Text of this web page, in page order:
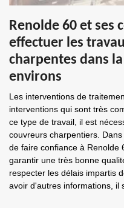
Renolde 60 et ses
effectuer les
charpentes dans
environs
Les interventions de
interventions qui sont très
ce type de travail, il est
couvreurs charpentiers.
de faire confiance à Renolde
garantir une très bonne
respecter les délais impartis
avoir d'autres informations, il